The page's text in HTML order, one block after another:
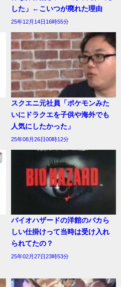
した」←こいつが廃れた理由
25年12月14日16時55分
スクエニ元社員「ポケモンみた
いにドラクエを子供や海外でも
人気にしたかった」
25年08月26日00時12分
バイオハザードの洋館のバカら
しい仕掛けって当時は受け入れ
られてたの？
25年02月27日23時53分